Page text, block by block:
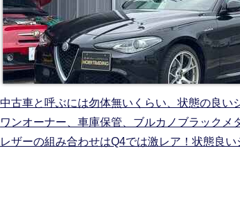
中古車と呼ぶには勿体無いくらい、状態の良い
ワンオーナー、車庫保管、ブルカノブラック
レザーの組み合わせはQ4では激レア！状態良